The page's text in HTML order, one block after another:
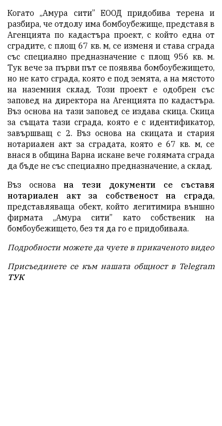
Когато „Амура сити” ЕООД придобива терена и
разбира, че отдолу има бомбоубежище, представя в
Агенцията по кадастъра проект, с който една от
сградите, с площ 67 кв. м, се изменя и става сграда
със специално предназначение с площ 956 кв. м.
Тук вече за първи път се появява бомбоубежището,
но не като сграда, която е под земята, а на мястото
на наземния склад. Този проект е одобрен със
заповед на директора на Агенцията по кадастъра.
Въз основа на тази заповед се издава скица. Скица
за същата тази сграда, която е с идентификатор,
завършващ с 2. Въз основа на скицата и стария
нотариален акт за сградата, която е 67 кв. м, се
внася в община Варна искане вече голямата сграда
да бъде не със специално предназначение, а склад.
Въз основа на тези документи се съставя
нотариален акт за собственост на сграда,
представляваща обект, който легитимира външно
фирмата „Амура сити” като собственик на
бомбоубежището, без тя да го е придобивала.
Подробности можете да чуете в прикаченото видео
Присъединете се към нашата общност в Telegram
ТУК